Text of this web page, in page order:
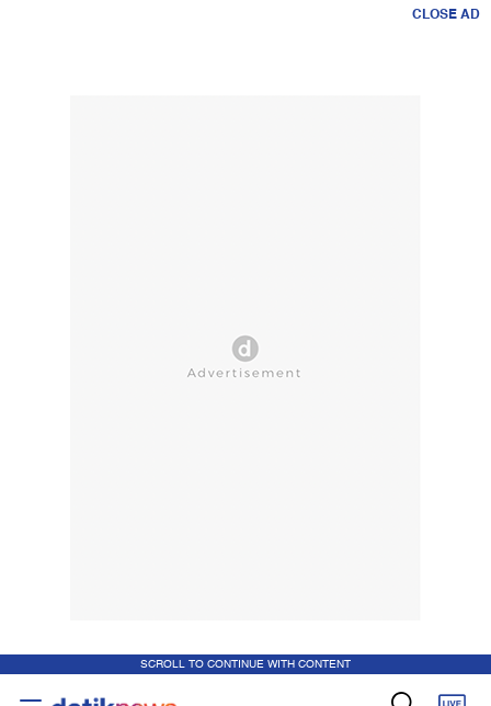
CLOSE AD
SCROLL TO CONTINUE WITH CONTENT